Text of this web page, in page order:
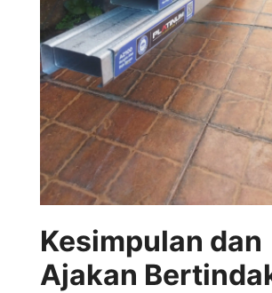
Kesimpulan dan
Ajakan